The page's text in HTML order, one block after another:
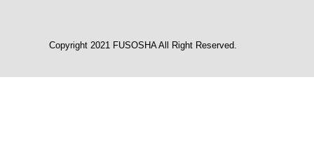
Copyright 2021 FUSOSHA All Right Reserved.